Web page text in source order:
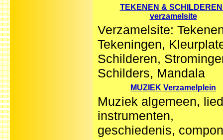
TEKENEN &
verzamelsite
Verzamelsite:
Tekeningen,
Schilderen,
Schilders, Mandala
MUZIEK Verzamelplein
Muziek algemeen,
instrumenten,
geschiedenis,